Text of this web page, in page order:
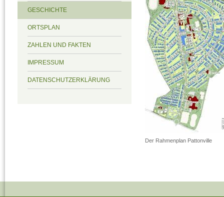
GESCHICHTE
ORTSPLAN
ZAHLEN UND FAKTEN
IMPRESSUM
DATENSCHUTZERKLÄRUNG
Der Rahmenplan Pattonville